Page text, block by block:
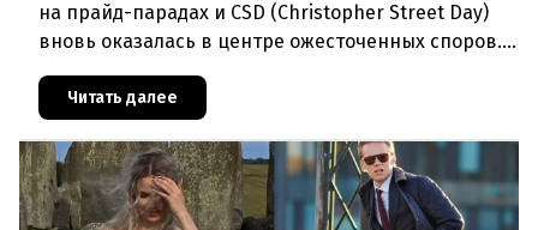
на прайд-парадах и CSD (Christopher Street Day)
вновь оказалась в центре ожесточенных споров.
То, что для многих представителей ЛГБТК+
является выражением
Читать далее